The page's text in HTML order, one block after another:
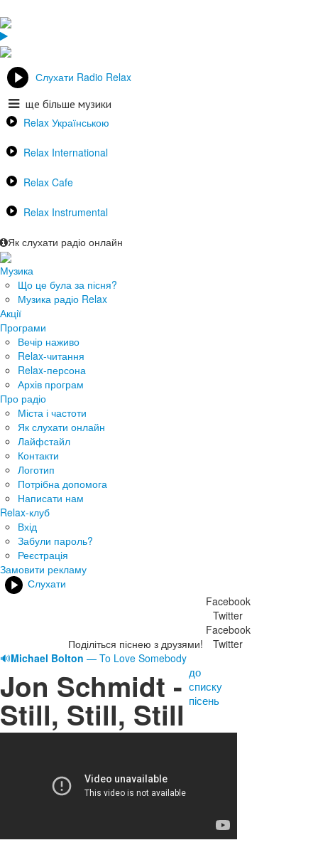
Слухати Radio Relax
ще більше музики
Relax Українською
Relax International
Relax Cafe
Relax Instrumental
Як слухати радіо онлайн
Музика
Що це була за пісня?
Музика радіо Relax
Акції
Програми
Вечір наживо
Relax-читання
Relax-персона
Архів програм
Про радіо
Міста і частоти
Як слухати онлайн
Лайфстайл
Контакти
Логотип
Потрібна допомога
Написати нам
Relax-клуб
Вхід
Забули пароль?
Реєстрація
Замовити рекламу
Слухати
Поділіться піснею з друзями!
Facebook
Twitter
Facebook
Twitter
🔊Michael Bolton — To Love Somebody
Jon Schmidt -
Still, Still, Still
до
списку
пісень